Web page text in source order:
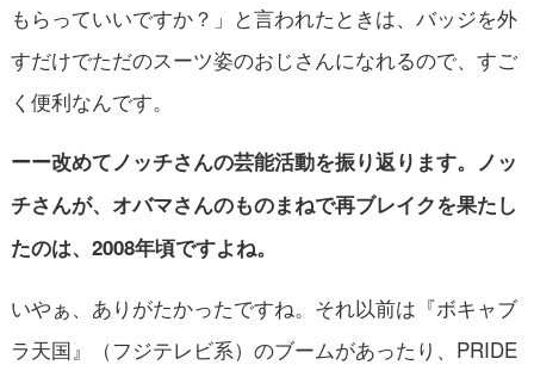
もらっていいですか？」と言われたときは、バッジを外
すだけでただのスーツ姿のおじさんになれるので、すご
く便利なんです。
ーー改めてノッチさんの芸能活動を振り返ります。ノッ
チさんが、オバマさんのものまねで再ブレイクを果たし
たのは、2008年頃ですよね。
いやぁ、ありがたかったですね。それ以前は『ボキャブ
ラ天国』（フジテレビ系）のブームがあったり、PRIDE